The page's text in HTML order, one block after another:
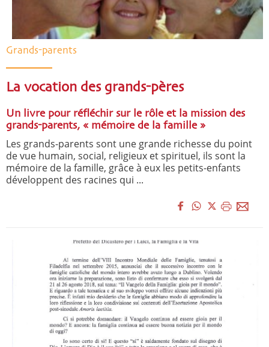
Grands-parents
La vocation des grands-pères
Un livre pour réfléchir sur le rôle et la mission des
grands-parents, « mémoire de la famille »
Les grands-parents sont une grande richesse du point
de vue humain, social, religieux et spirituel, ils sont la
mémoire de la famille, grâce à eux les petits-enfants
développent des racines qui ...